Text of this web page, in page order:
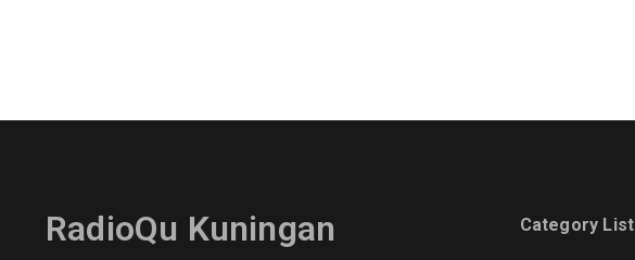
RadioQu Kuningan Category List